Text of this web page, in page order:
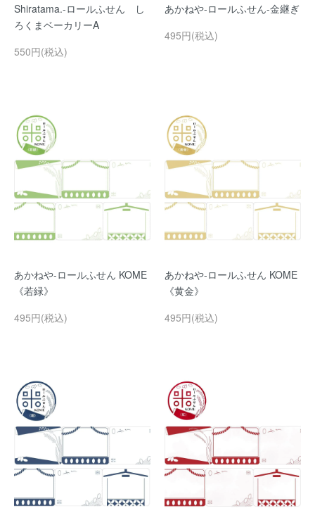
Shiratama.-ロールふせん し
ろくまベーカリーA
550円(税込)
あかねや-ロールふせん-金継ぎ
495円(税込)
あかねや-ロールふせん KOME
《若緑》
495円(税込)
あかねや-ロールふせん KOME
《黄金》
495円(税込)